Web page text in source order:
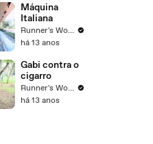
Máquina
Italiana
Runner's World Brasil
há 13 anos
Gabi contra o
cigarro
Runner's World Brasil
há 13 anos